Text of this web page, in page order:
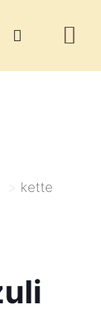
> kette